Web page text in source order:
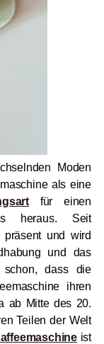
Moden
als eine
für einen
heraus. Seit
und wird
und das
schon, dass die
ihren
ab Mitte des 20.
Teilen der Welt
ist